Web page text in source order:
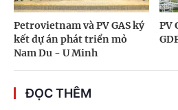
Petrovietnam và PV GAS ký
kết dự án phát triển mỏ
Nam Du - U Minh
PV
ĐỌC THÊM